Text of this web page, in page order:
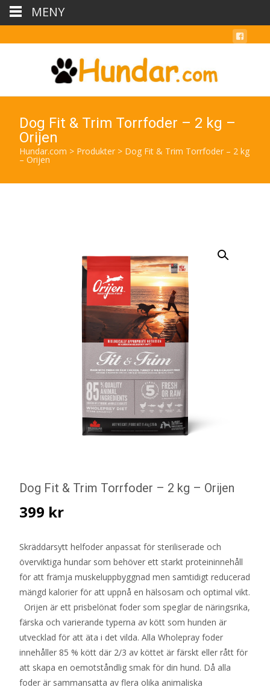
Dog Fit & Trim Torrfoder – 2 kg –
Orijen
Hundar.com > Produkter > Dog Fit & Trim Torrfoder – 2 kg
– Orijen
Dog Fit & Trim Torrfoder – 2 kg – Orijen
399 kr
Skräddarsytt helfoder anpassat för steriliserade och
överviktiga hundar som behöver ett starkt proteininnehåll
för att främja muskeluppbyggnad men samtidigt reducerad
mängd kalorier för att uppnå en hälsosam och optimal vikt.
Orijen är ett prisbelönat foder som speglar de näringsrika,
färska och varierande typerna av kött som hunden är
utvecklad för att äta i det vilda. Alla Wholepray foder
innehåller 85 % kött där 2/3 av köttet är färskt eller rått för
att skapa en oemotståndlig smak för din hund. Då alla
foder är sammansatta av flera olika animaliska
MENY